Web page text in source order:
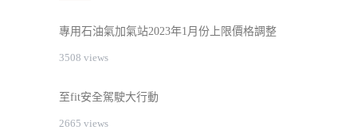
專用石油氣加氣站2023年1月份上限價格調整
3508 views
至fit安全駕駛大行動
2665 views